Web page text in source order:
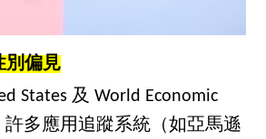
別偏見
States 及 World Economic
許多應用追蹤系統（如亞馬遜